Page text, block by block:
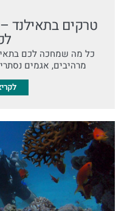
כל מה שמחכה לכם
מרהיבים, אגמים